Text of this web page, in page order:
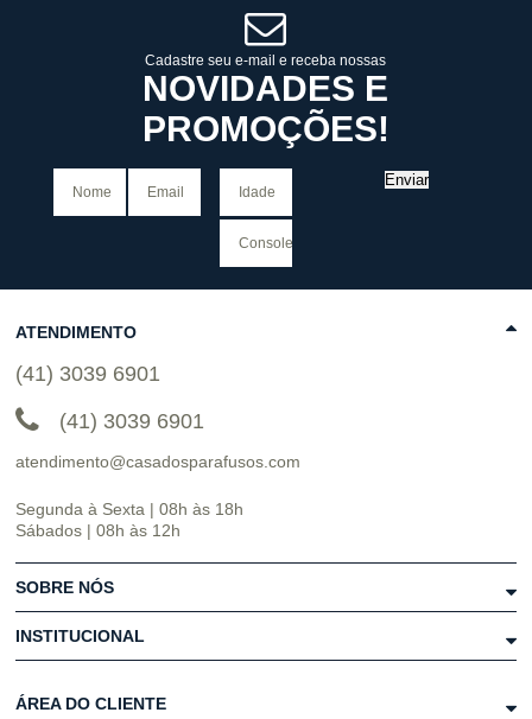
Cadastre seu e-mail e receba nossas
NOVIDADES E
PROMOÇÕES!
Enviar
ATENDIMENTO
(41) 3039 6901
(41) 3039 6901
atendimento@casadosparafusos.com
Segunda à Sexta | 08h às 18h
Sábados | 08h às 12h
SOBRE NÓS
INSTITUCIONAL
ÁREA DO CLIENTE